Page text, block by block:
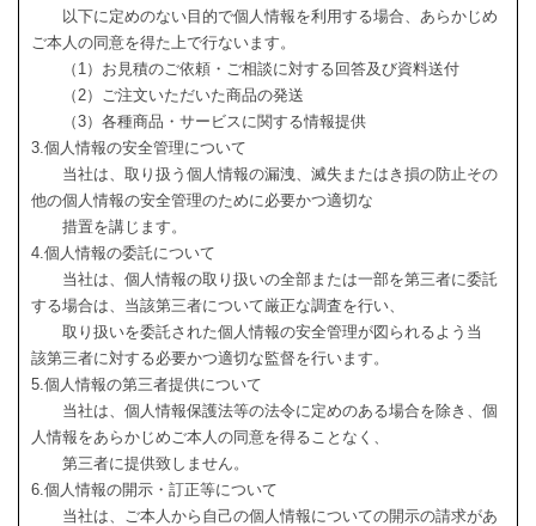
以下に定めのない目的で個人情報を利用する場合、あらかじめ
ご本人の同意を得た上で行ないます。
（1）お見積のご依頼・ご相談に対する回答及び資料送付
（2）ご注文いただいた商品の発送
（3）各種商品・サービスに関する情報提供
3.個人情報の安全管理について
当社は、取り扱う個人情報の漏洩、滅失またはき損の防止その
他の個人情報の安全管理のために必要かつ適切な
措置を講じます。
4.個人情報の委託について
当社は、個人情報の取り扱いの全部または一部を第三者に委託
する場合は、当該第三者について厳正な調査を行い、
取り扱いを委託された個人情報の安全管理が図られるよう当
該第三者に対する必要かつ適切な監督を行います。
5.個人情報の第三者提供について
当社は、個人情報保護法等の法令に定めのある場合を除き、個
人情報をあらかじめご本人の同意を得ることなく、
第三者に提供致しません。
6.個人情報の開示・訂正等について
当社は、ご本人から自己の個人情報についての開示の請求があ